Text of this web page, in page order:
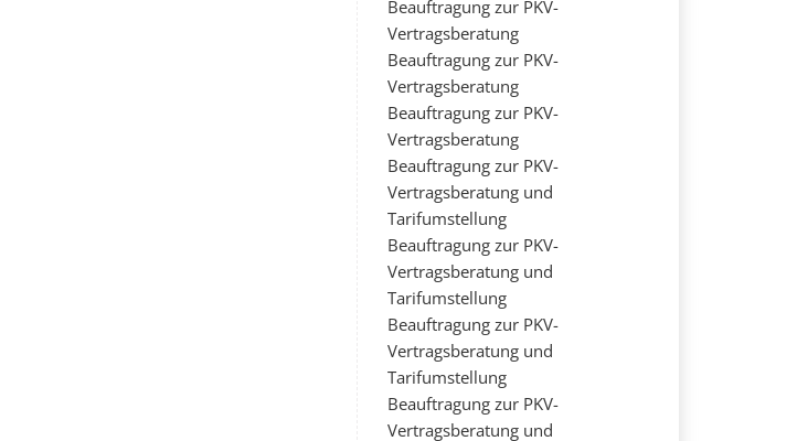
Beauftragung zur PKV-
Vertragsberatung
Beauftragung zur PKV-
Vertragsberatung
Beauftragung zur PKV-
Vertragsberatung
Beauftragung zur PKV-
Vertragsberatung und
Tarifumstellung
Beauftragung zur PKV-
Vertragsberatung und
Tarifumstellung
Beauftragung zur PKV-
Vertragsberatung und
Tarifumstellung
Beauftragung zur PKV-
Vertragsberatung und